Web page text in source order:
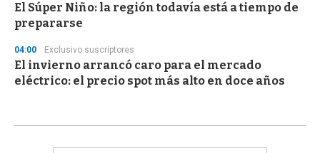
El Súper Niño: la región todavía está a tiempo de
prepararse
04:00 Exclusivo suscriptores
El invierno arrancó caro para el mercado
eléctrico: el precio spot más alto en doce años